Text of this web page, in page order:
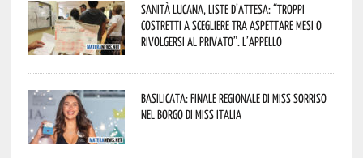
Sanità lucana, liste d’attesa: “Troppi
costretti a scegliere tra aspettare mesi o
rivolgersi al privato”. L’appello
Basilicata: finale regionale di Miss Sorriso
nel borgo di Miss Italia